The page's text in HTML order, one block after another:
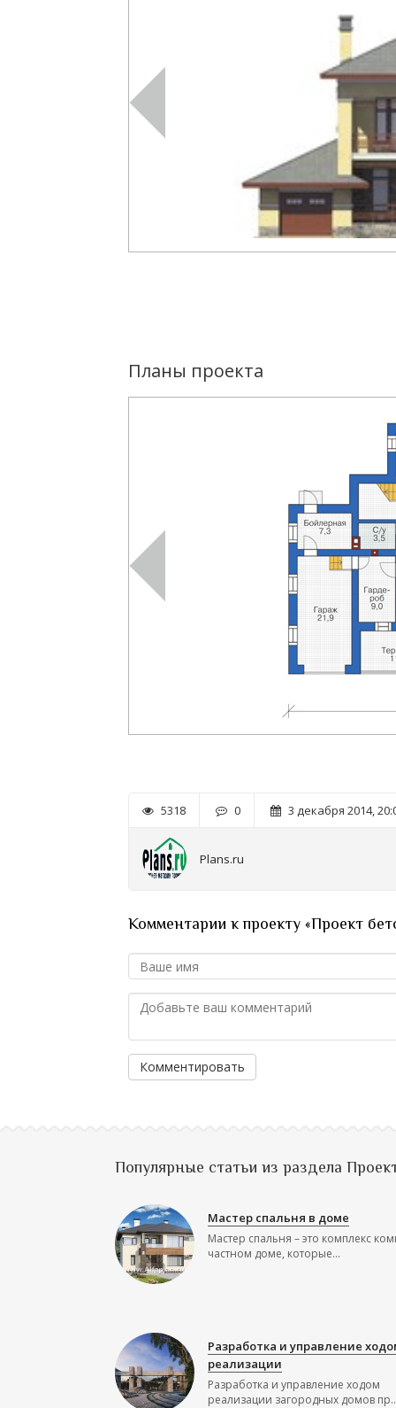
Планы проекта
5318 0 3 декабря 2014,
Plans.ru
Комментарии к проекту «Проект
Комментировать
Популярные статьи из раздела
Мастер спальня в доме
Мастер спальня – это комплекс
частном доме, которые...
Разработка и управление
реализации
Разработка и управление ходом
реализации загородных домов